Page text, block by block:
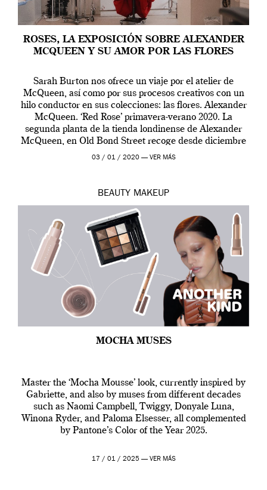
ROSES, LA EXPOSICIÓN SOBRE ALEXANDER
MCQUEEN Y SU AMOR POR LAS FLORES
Sarah Burton nos ofrece un viaje por el atelier de
McQueen, así como por sus procesos creativos con un
hilo conductor en sus colecciones: las flores. Alexander
McQueen. ‘Red Rose’ primavera-verano 2020. La
segunda planta de la tienda londinense de Alexander
McQueen, en Old Bond Street recoge desde diciembre
de 2019 hasta final de abril […]
03 / 01 / 2020 — VER MÁS
BEAUTY MAKEUP
MOCHA MUSES
Master the ‘Mocha Mousse’ look, currently inspired by
Gabriette, and also by muses from different decades
such as Naomi Campbell, Twiggy, Donyale Luna,
Winona Ryder, and Paloma Elsesser, all complemented
by Pantone’s Color of the Year 2025.
17 / 01 / 2025 — VER MÁS